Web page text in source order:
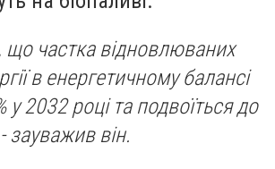
що частка відновлюваних
в енергетичному балансі
у 2032 році та подвоїться до
зауважив він.